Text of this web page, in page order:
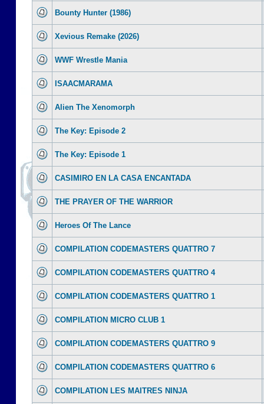
Bounty Hunter (1986)
Xevious Remake (2026)
WWF Wrestle Mania
ISAACMARAMA
Alien The Xenomorph
The Key: Episode 2
The Key: Episode 1
CASIMIRO EN LA CASA ENCANTADA
THE PRAYER OF THE WARRIOR
Heroes Of The Lance
COMPILATION CODEMASTERS QUATTRO 7
COMPILATION CODEMASTERS QUATTRO 4
COMPILATION CODEMASTERS QUATTRO 1
COMPILATION MICRO CLUB 1
COMPILATION CODEMASTERS QUATTRO 9
COMPILATION CODEMASTERS QUATTRO 6
COMPILATION LES MAITRES NINJA